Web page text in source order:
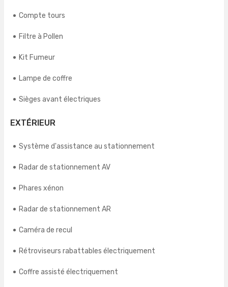
Compte tours
Filtre à Pollen
Kit Fumeur
Lampe de coffre
Sièges avant électriques
EXTÉRIEUR
Système d'assistance au stationnement
Radar de stationnement AV
Phares xénon
Radar de stationnement AR
Caméra de recul
Rétroviseurs rabattables électriquement
Coffre assisté électriquement